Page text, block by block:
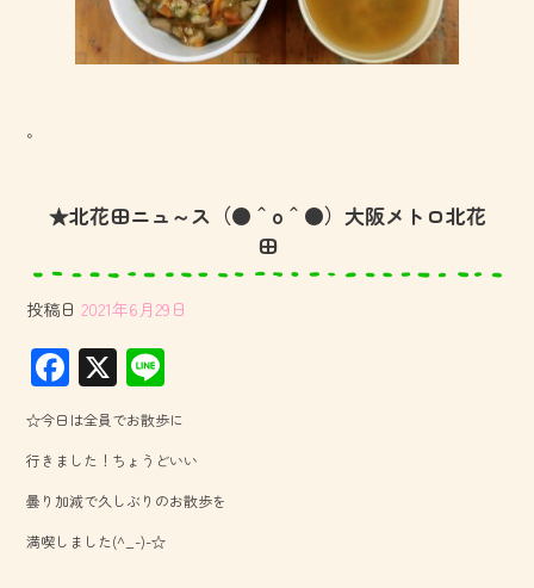
。
★北花田ニュ～ス（●＾o＾●）大阪メトロ北花
田
投稿日 2021年6月29日
F
ac
e
b
o
ok
X
ne
☆今日は全員でお散歩に
行きました！ちょうどいい
曇り加減で久しぶりのお散歩を
満喫しました(^_-)-☆